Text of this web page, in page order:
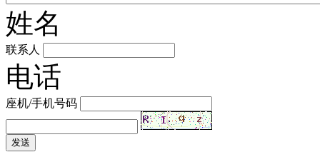
姓名
联系人
电话
座机/手机号码